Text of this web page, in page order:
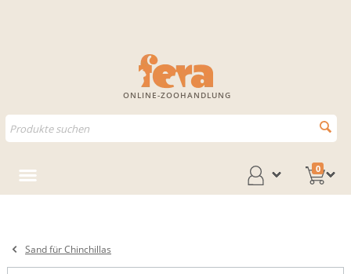
ONLINE-ZOOHANDLUNG
0
Sand für Chinchillas